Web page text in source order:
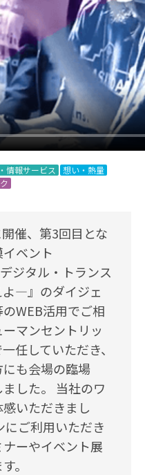
情報サービス
想い・熱量
催、第3回目とな
ベント
ジタル・トランス
よ―』のダイジェ
WEB活用でご相
マンセントリッ
任していただき、
も会場の臨場
した。 当社のワ
いただきまし
にご利用いただき
ーやイベント展
。